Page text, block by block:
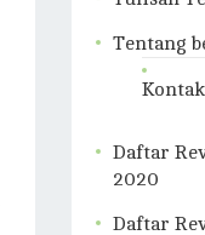
Tentang
Daftar
2020
Daftar